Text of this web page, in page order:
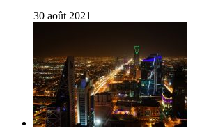
30 août 2021